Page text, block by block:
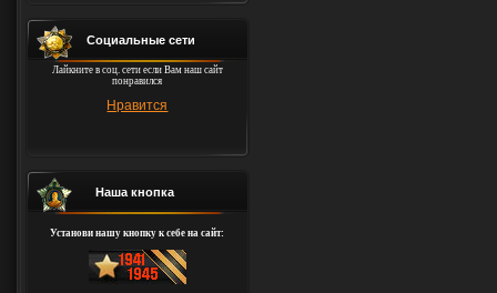
Социальные сети
Лайкните в соц. сети если Вам наш сайт
понравился
Нравится
Наша кнопка
Установи нашу кнопку к себе на сайт: